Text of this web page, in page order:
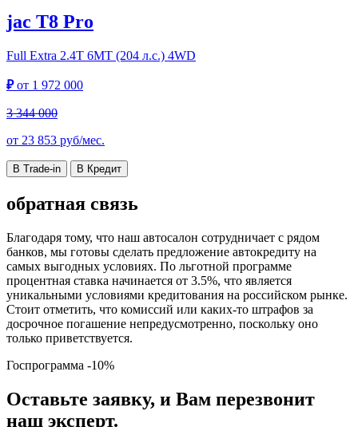
jac T8 Pro
Full Extra 2.4T 6MT (204 л.с.) 4WD
₽от 1 972 000
3 344 000
от 23 853 руб/мес.
В Trade-in В Кредит
обратная связь
Благодаря тому, что наш автосалон сотрудничает с рядом
банков, мы готовы сделать предложение автокредиту на
самых выгодных условиях. По льготной программе
процентная ставка начинается от 3.5%, что является
уникальными условиями кредитования на российском рынке.
Стоит отметить, что комиссий или каких-то штрафов за
досрочное погашение непредусмотренно, поскольку оно
только приветствуется.
Госпрограмма -10%
Оставьте заявку, и Вам перезвонит
наш эксперт.